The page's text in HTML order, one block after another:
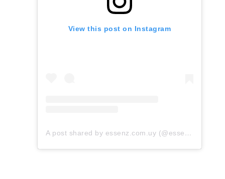
View this post on Instagram
A post shared by essenz.com.uy (@essenz.com.uy)